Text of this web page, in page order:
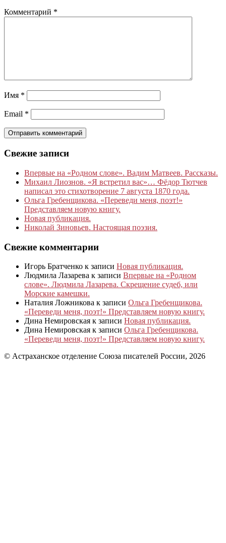
Комментарий *
Имя *
Email *
Свежие записи
Впервые на «Родном слове». Вадим Матвеев. Рассказы.
Михаил Лиознов. «Я встретил вас»… Фёдор Тютчев
написал это стихотворение 7 августа 1870 года.
Ольга Гребенщикова. «Переведи меня, поэт!»
Представляем новую книгу.
Новая публикация.
Николай Зиновьев. Настоящая поэзия.
Свежие комментарии
Игорь Братченко к записи Новая публикация.
Людмила Лазарева к записи Впервые на «Родном
слове». Людмила Лазарева. Скрещение судеб, или
Морские камешки.
Наталия Ложникова к записи Ольга Гребенщикова.
«Переведи меня, поэт!» Представляем новую книгу.
Дина Немировская к записи Новая публикация.
Дина Немировская к записи Ольга Гребенщикова.
«Переведи меня, поэт!» Представляем новую книгу.
© Астраханское отделение Союза писателей России, 2026